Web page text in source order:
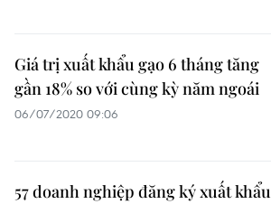
Giá trị xuất khẩu gạo 6 tháng tăng
gần 18% so với cùng kỳ năm ngoái
06/07/2020 09:06
57 doanh nghiệp đăng ký xuất khẩu